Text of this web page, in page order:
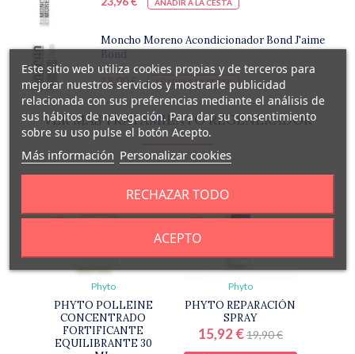
AÑADIR A LA CESTA
Moncho Moreno Acondicionador Bond J'aime
Bond
18,00 €
AÑADIR A LA CESTA
VER MÁS TRATAMIENTO REGENERADOR
Phyto
PHYTO POLLEINE
CONCENTRADO
FORTIFICANTE
EQUILIBRANTE 30
Phyto
PHYTO REPARACIÓN
SPRAY
15,92 €19,90 €
Este sitio web utiliza cookies propias y de terceros para
mejorar nuestros servicios y mostrarle publicidad
relacionada con sus preferencias mediante el análisis de
sus hábitos de navegación. Para dar su consentimiento
sobre su uso pulse el botón Acepto.
Más información Personalizar cookies
RECHAZAR TODO
ACEPTO